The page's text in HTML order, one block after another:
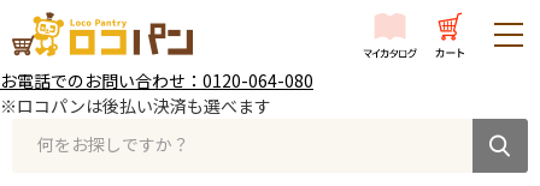
お電話でのお問い合わせ：0120-064-080
※ロコパンは後払い決済も選べます
何をお探しですか？